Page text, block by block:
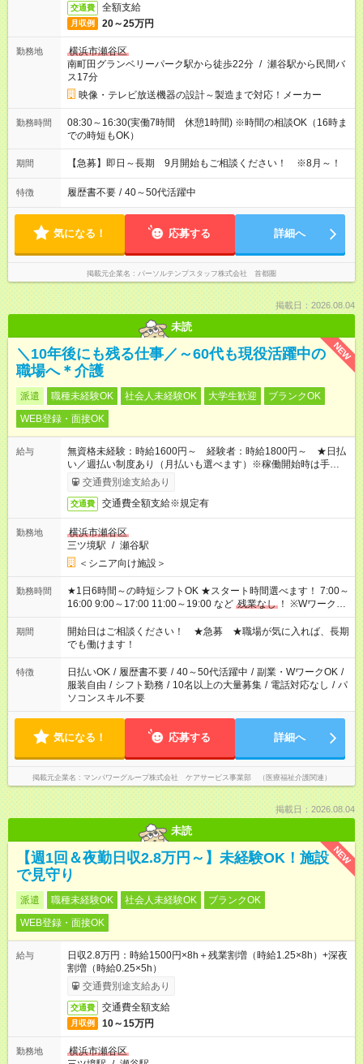
交通費 全額支給
月収例 20～25万円
勤務地
横浜市瀬谷区
南町田グランベリーパーク駅から徒歩22分 / 瀬谷駅から民間バ
ス17分
映像・テレビ放送機器の設計～製造まで対応！メーカー
勤務時間
08:30～16:30(実働7時間 休憩1時間) ※時間の相談OK（16時ま
での時短もOK）
期間 【急募】即日～長期 9月開始もご相談ください！ ※8月～！
特徴 履歴書不要 / 40～50代活躍中
気になる！ 応募する 詳細へ
掲載元企業名 パーソルテンプスタッフ株式会社 首都圏
掲載日：2026.08.04
未読
NEW
＼10年後にも残る仕事／～60代も現役活躍中の
職場へ＊介護
派遣 職種未経験OK 社会人未経験OK 大学生歓迎
ブランクOK
WEB登録・面接OK
給与
無資格未経験：時給1600円～ 経験者：時給1800円～ ★日払
い／週払い制度あり（月払いも選べます）※稼働開始時は手続き
完了次第のお支払いとなります。
交通費別途支給あり
交通費 交通費全額支給※規定有
勤務地
横浜市瀬谷区
三ツ境駅 / 瀬谷駅
＜シニア向け施設＞
勤務時間
★1日6時間～の時短シフトOK ★スタート時間選べます！ 7:00～
16:00 9:00～17:00 11:00～19:00 など 残業なし ！ ※Wワークの
場合、他のお仕事と合わせ週40時間超の就業はご案内できませ
ん ※法令に基づき、週20時間以上勤務は社会保険への加入対象
となります ※労働者派遣法（日雇い派遣の原則禁止）により、
短時間・短期間の就業はご案内が難しい場合があります
期間
開始日はご相談ください！ ★急募 ★職場が気に入れば、長期
でも働けます！
特徴 日払いOK / 履歴書不要 / 40～50代活躍中 / 副業・WワークOK /
服装自由 / シフト勤務 / 10名以上の大量募集 / 電話対応なし / パ
ソコンスキル不要
気になる！ 応募する 詳細へ
掲載元企業名 マンパワーグループ株式会社 ケアサービス事業部 （医療福祉介護関連）
掲載日：2026.08.04
未読
NEW
【週1回＆夜勤日収2.8万円～】未経験OK！施設
で見守り
派遣 職種未経験OK 社会人未経験OK
ブランクOK
WEB登録・面接OK
給与
日収2.8万円：時給1500円×8h＋残業割増（時給1.25×8h）+深夜
割増（時給0.25×5h）
交通費別途支給あり
交通費 交通費全額支給
月収例 10～15万円
勤務地
横浜市瀬谷区